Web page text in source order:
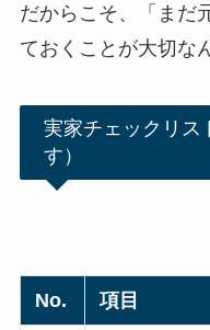
だからこそ、「まだ
ておくことが大切な
実家チェックリス
す）
No. 項目